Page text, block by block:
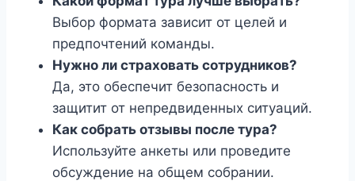
Выбор формата зависит от целей и
предпочтений команды.
Нужно ли страховать сотрудников?
Да, это обеспечит безопасность и
защитит от непредвиденных ситуаций.
Как собрать отзывы после тура?
Используйте анкеты или проведите
обсуждение на общем собрании.